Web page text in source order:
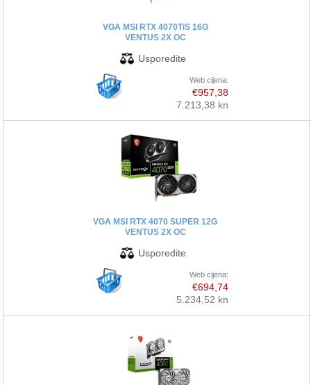
VGA MSI RTX 4070TiS 16G
VENTUS 2X OC
Web cijena:
€957,38
7.213,38 kn
VGA MSI RTX 4070 SUPER 12G
VENTUS 2X OC
Web cijena:
€694,74
5.234,52 kn